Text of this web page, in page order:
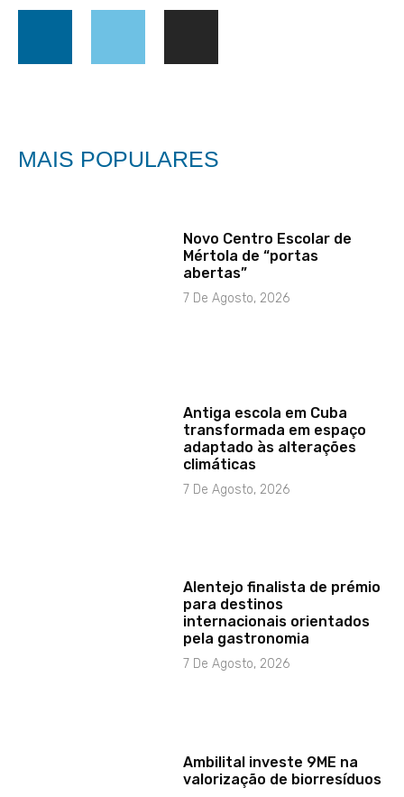
MAIS POPULARES
Novo Centro Escolar de
Mértola de “portas
abertas”
7 De Agosto, 2026
Antiga escola em Cuba
transformada em espaço
adaptado às alterações
climáticas
7 De Agosto, 2026
Alentejo finalista de prémio
para destinos
internacionais orientados
pela gastronomia
7 De Agosto, 2026
Ambilital investe 9ME na
valorização de biorresíduos